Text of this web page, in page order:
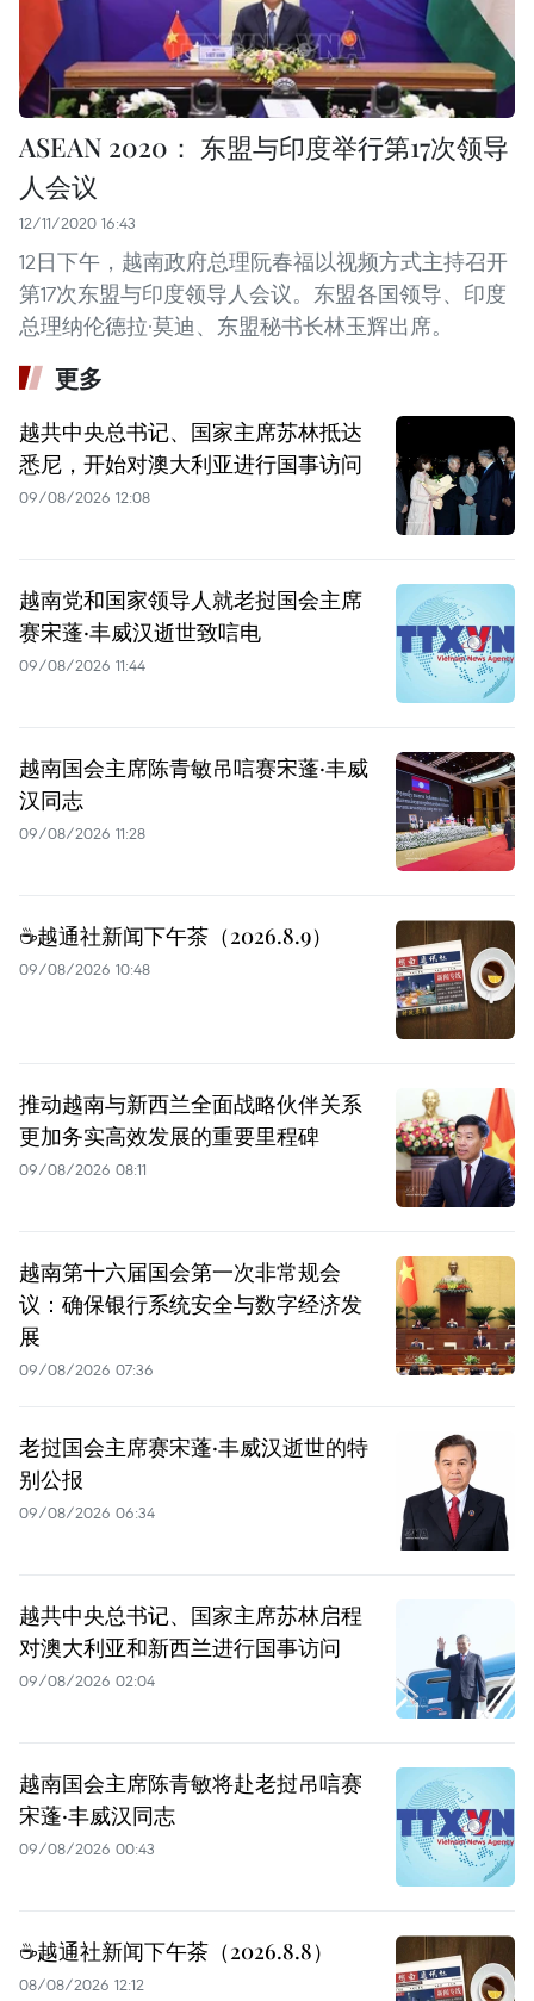
ASEAN 2020： 东盟与印度举行第17次领导
人会议
12/11/2020 16:43
12日下午，越南政府总理阮春福以视频方式主持召开
第17次东盟与印度领导人会议。东盟各国领导、印度
总理纳伦德拉·莫迪、东盟秘书长林玉辉出席。
更多
越共中央总书记、国家主席苏林抵达
悉尼，开始对澳大利亚进行国事访问
09/08/2026 12:08
越南党和国家领导人就老挝国会主席
赛宋蓬·丰威汉逝世致唁电
09/08/2026 11:44
越南国会主席陈青敏吊唁赛宋蓬·丰威
汉同志
09/08/2026 11:28
☕️越通社新闻下午茶（2026.8.9）
09/08/2026 10:48
推动越南与新西兰全面战略伙伴关系
更加务实高效发展的重要里程碑
09/08/2026 08:11
越南第十六届国会第一次非常规会
议：确保银行系统安全与数字经济发
展
09/08/2026 07:36
老挝国会主席赛宋蓬·丰威汉逝世的特
别公报
09/08/2026 06:34
越共中央总书记、国家主席苏林启程
对澳大利亚和新西兰进行国事访问
09/08/2026 02:04
越南国会主席陈青敏将赴老挝吊唁赛
宋蓬·丰威汉同志
09/08/2026 00:43
☕️越通社新闻下午茶（2026.8.8）
08/08/2026 12:12